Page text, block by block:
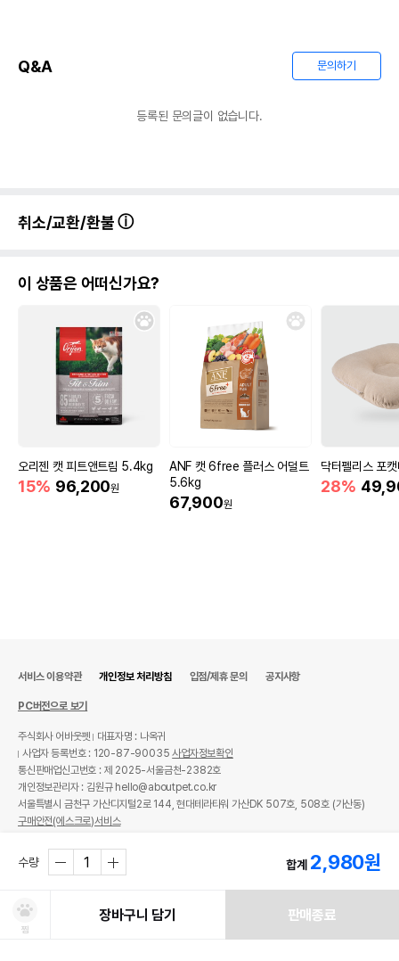
Q&A 문의하기
등록된 문의글이 없습니다.
취소/교환/환불
이 상품은 어떠신가요?
오리젠 캣 피트앤트림 5.4kg
15% 96,200원
ANF 캣 6free 플러스 어덜트
5.6kg
67,900원
닥터펠리스 포
28%
수량 합계 2,980원
찜
장바구니 담기 판매종료
서비스 이용약관 개인정보 처리방침 입점/제휴 문의 공지사항
PC버전으로 보기
주식회사 어바웃펫
대표자명 : 나옥귀
사업자 등록번호 : 120-87-90035사업자정보확인
통신판매업신고번호 : 제 2025-서울금천-2382호
개인정보관리자 : 김원규 hello@aboutpet.co.kr
서울특별시 금천구 가산디지털2로 144, 현대테라타워 가산DK 507호, 508호 (가산동)
구매안전(에스크로)서비스